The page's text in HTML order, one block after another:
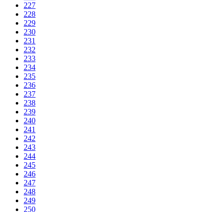
227
228
229
230
231
232
233
234
235
236
237
238
239
240
241
242
243
244
245
246
247
248
249
250